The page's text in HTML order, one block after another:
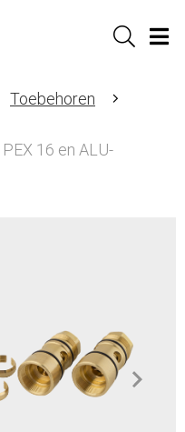
Sök
Toebehoren
16 en ALU-